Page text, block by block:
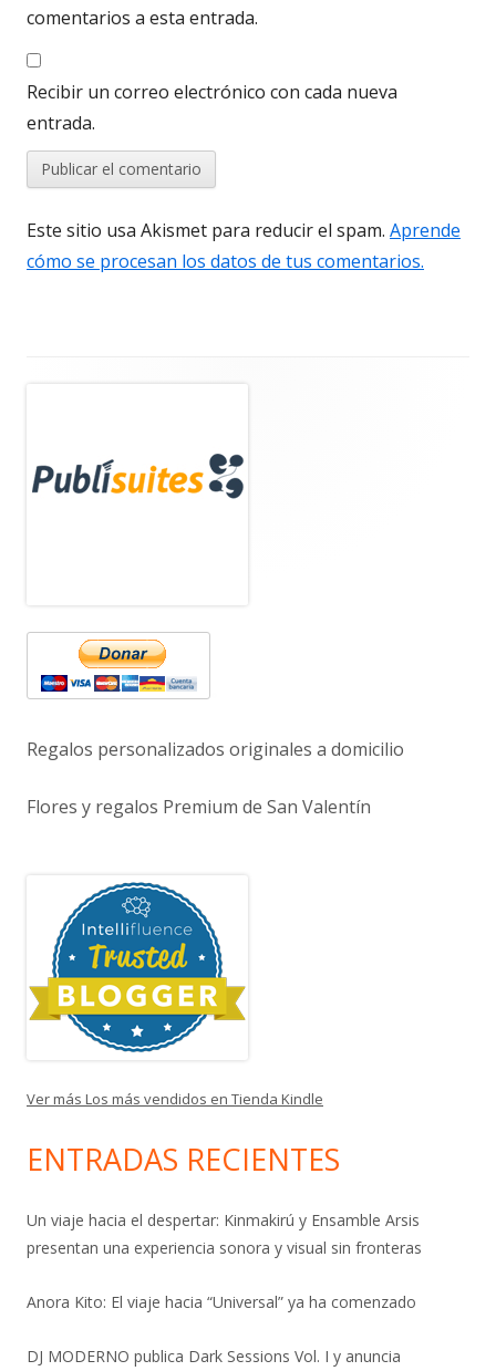
comentarios a esta entrada.
Recibir un correo electrónico con cada nueva
entrada.
Este sitio usa Akismet para reducir el spam. Aprende
cómo se procesan los datos de tus comentarios.
lateral
principal
Regalos personalizados originales a domicilio
Flores y regalos Premium de San Valentín
Ver más Los más vendidos en Tienda Kindle
ENTRADAS RECIENTES
Un viaje hacia el despertar: Kinmakirú y Ensamble Arsis
presentan una experiencia sonora y visual sin fronteras
Anora Kito: El viaje hacia “Universal” ya ha comenzado
DJ MODERNO publica Dark Sessions Vol. I y anuncia